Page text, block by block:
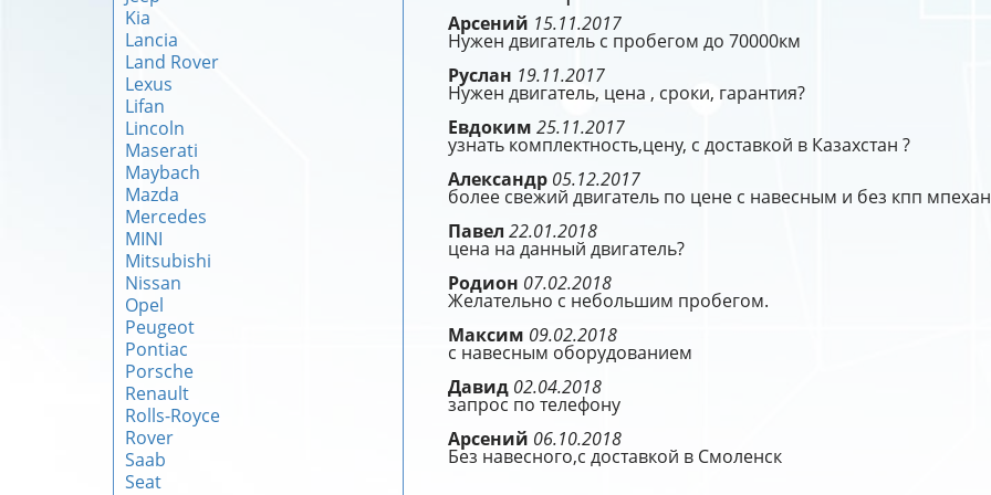
Kia
Lancia
Land Rover
Lexus
Lifan
Lincoln
Maserati
Maybach
Mazda
Mercedes
MINI
Mitsubishi
Nissan
Opel
Peugeot
Pontiac
Porsche
Renault
Rolls-Royce
Rover
Saab
Seat
Арсений 15.11.2017
Нужен двигатель с пробегом до 70000км
Руслан 19.11.2017
Нужен двигатель, цена , сроки, гарантия?
Евдоким 25.11.2017
узнать комплектность,цену, с доставкой в Казахстан ?
Александр 05.12.2017
более свежий двигатель по цене с навесным и без кпп
Павел 22.01.2018
цена на данный двигатель?
Родион 07.02.2018
Желательно с небольшим пробегом.
Максим 09.02.2018
с навесным оборудованием
Давид 02.04.2018
запрос по телефону
Арсений 06.10.2018
Без навесного,с доставкой в Смоленск